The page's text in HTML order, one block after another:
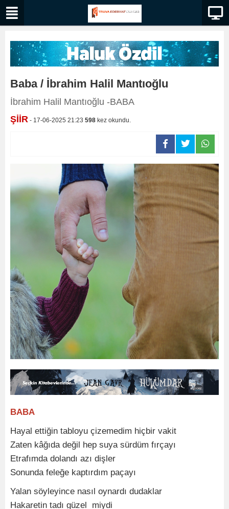
Baba / İbrahim Halil Mantıoğlu
İbrahim Halil Mantıoğlu -BABA
ŞİİR - 17-06-2025 21:23 598 kez okundu.
BABA
Hayal ettiğin tabloyu çizemedim hiçbir vakit
Zaten kâğıda değil hep suya sürdüm fırçayı
Etrafımda dolandı azı dişler
Sonunda feleğe kaptırdım paçayı
Yalan söyleyince nasıl oynardı dudaklar
Hakaretin tadı güzel miydi